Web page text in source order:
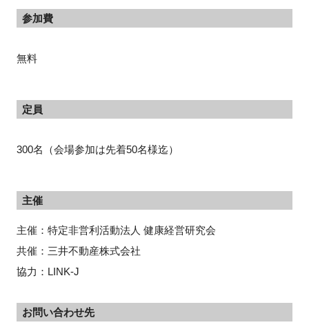
参加費
無料
定員
300名（会場参加は先着50名様迄）
主催
主催：特定非営利活動法人 健康経営研究会
共催：三井不動産株式会社
協力：LINK-J
お問い合わせ先